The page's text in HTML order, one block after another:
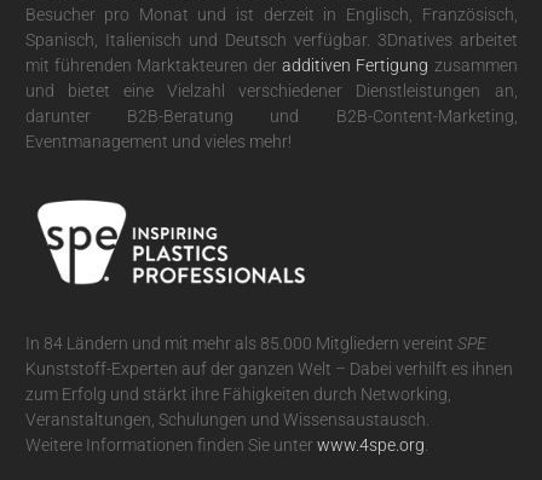
Besucher pro Monat und ist derzeit in Englisch, Französisch,
Spanisch, Italienisch und Deutsch verfügbar. 3Dnatives arbeitet
mit führenden Marktakteuren deradditiven Fertigung zusammen
und bietet eine Vielzahl verschiedener Dienstleistungen an,
darunter B2B-Beratung und B2B-Content-Marketing,
Eventmanagement und vieles mehr!
In 84 Ländern und mit mehr als 85.000 Mitgliedern vereint SPE
Kunststoff-Experten auf der ganzen Welt – Dabei verhilft es ihnen
zum Erfolg und stärkt ihre Fähigkeiten durch Networking,
Veranstaltungen, Schulungen und Wissensaustausch.
Weitere Informationen finden Sie unterwww.4spe.org